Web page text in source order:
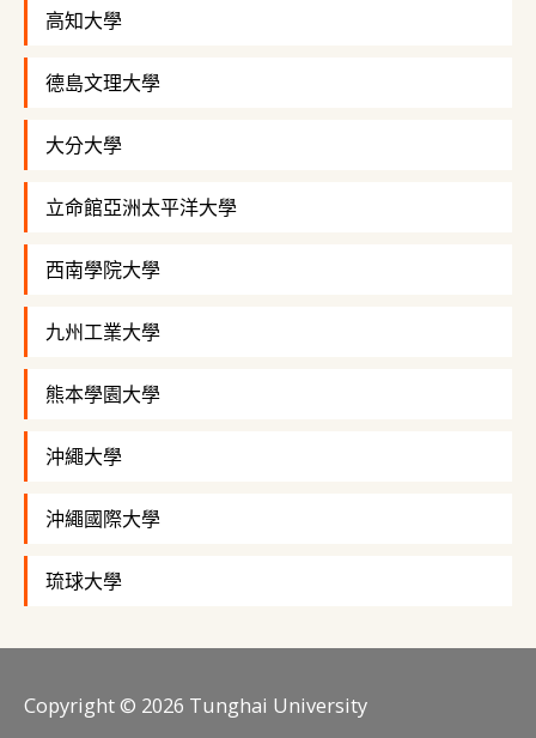
高知大學
德島文理大學
大分大學
立命館亞洲太平洋大學
西南學院大學
九州工業大學
熊本學園大學
沖繩大學
沖繩國際大學
琉球大學
Copyright © 2026 Tunghai University